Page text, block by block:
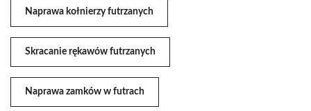
Naprawa kołnierzy futrzanych
Skracanie rękawów futrzanych
Naprawa zamków w futrach